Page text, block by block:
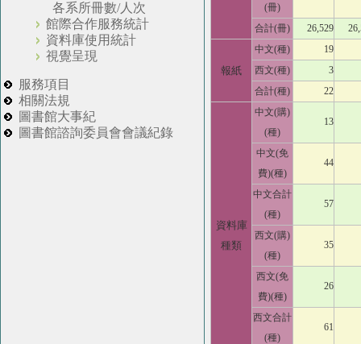
各系所冊數/人次
館際合作服務統計
資料庫使用統計
視覺呈現
服務項目
相關法規
圖書館大事紀
圖書館諮詢委員會會議紀錄
(冊)
合計(冊) 26,529
報紙
中文(種)
19
西文(種)
3
合計(種)
22
資料庫
種類
中文(購)
(種)
13
中文(免
費)(種)
44
中文合計
(種)
57
西文(購)
(種)
35
西文(免
費)(種)
26
西文合計
(種)
61